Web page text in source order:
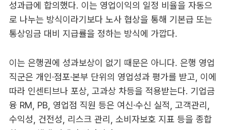
성과급에 합의했다. 이는 영업이익의 일정 비율을 자동으
로 나누는 방식이라기보다 노사 협상을 통해 기본급 또는
통상임금 대비 지급률을 정하는 방식에 가깝다.
이는 은행권에 성과보상이 없기 때문은 아니다. 은행 영업
직군은 개인·점포·본부 단위의 영업성과 평가를 받고, 이에
따라 인센티브나 포상, 고과상 차등을 적용받는다. 기업금
융 RM, PB, 영업점 직원 등은 여신·수신 실적, 고객관리,
수익성, 건전성, 리스크 관리, 소비자보호 지표 등을 종합